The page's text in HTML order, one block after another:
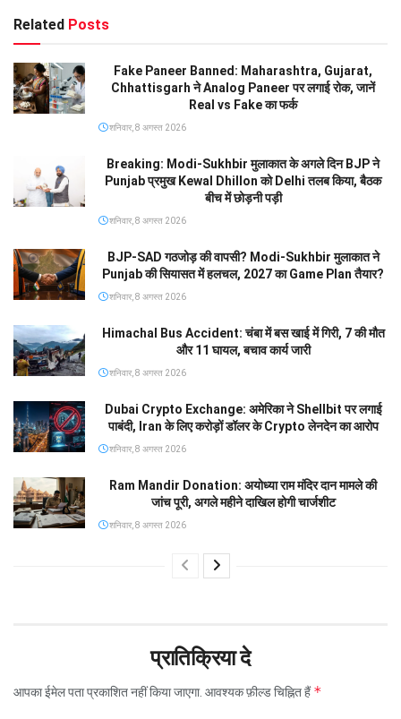
Related Posts
Fake Paneer Banned: Maharashtra, Gujarat,
Chhattisgarh ने Analog Paneer पर लगाई रोक, जानें
Real vs Fake का फर्क
शनिवार, 8 अगस्त 2026
Breaking: Modi-Sukhbir मुलाकात के अगले दिन BJP ने
Punjab प्रमुख Kewal Dhillon को Delhi तलब किया, बैठक
बीच में छोड़नी पड़ी
शनिवार, 8 अगस्त 2026
BJP-SAD गठजोड़ की वापसी? Modi-Sukhbir मुलाकात ने
Punjab की सियासत में हलचल, 2027 का Game Plan तैयार?
शनिवार, 8 अगस्त 2026
Himachal Bus Accident: चंबा में बस खाई में गिरी, 7 की मौत
और 11 घायल, बचाव कार्य जारी
शनिवार, 8 अगस्त 2026
Dubai Crypto Exchange: अमेरिका ने Shellbit पर लगाई
पाबंदी, Iran के लिए करोड़ों डॉलर के Crypto लेनदेन का आरोप
शनिवार, 8 अगस्त 2026
Ram Mandir Donation: अयोध्या राम मंदिर दान मामले की
जांच पूरी, अगले महीने दाखिल होगी चार्जशीट
शनिवार, 8 अगस्त 2026
प्रातिक्रिया दे
आपका ईमेल पता प्रकाशित नहीं किया जाएगा. आवश्यक फ़ील्ड चिह्नित हैं*